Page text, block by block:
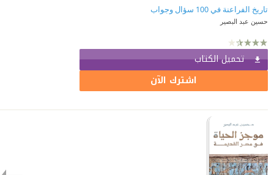
تاريخ الفراعنة في 100 سؤال وجواب
حسين عبد البصير
تحميل الكتاب
اشترك الآن